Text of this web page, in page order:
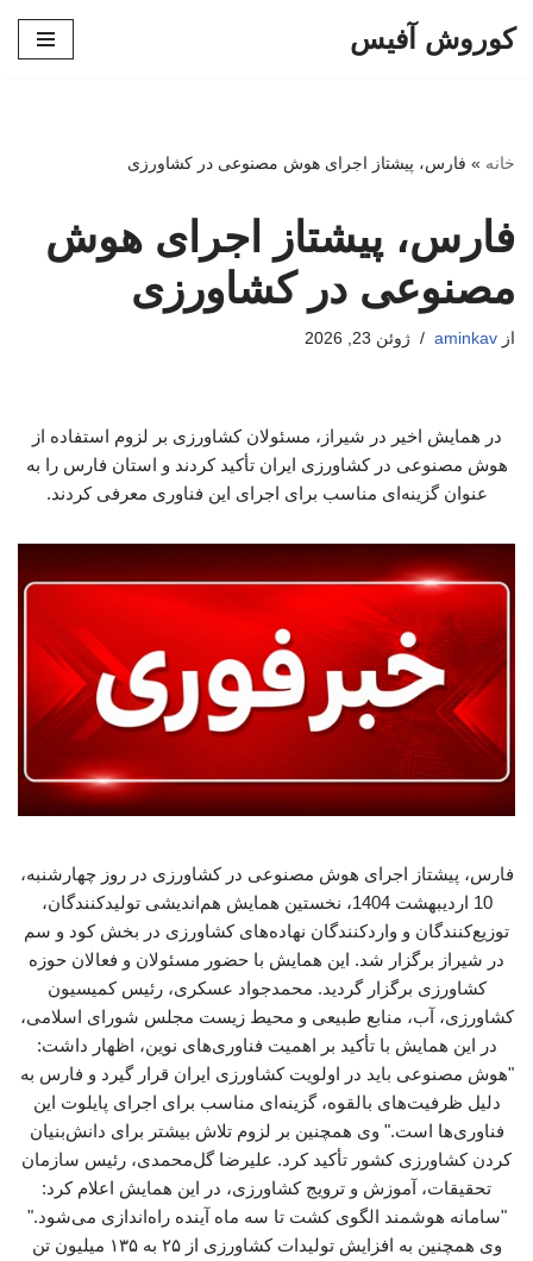
کوروش آفیس
خانه » فارس، پیشتاز اجرای هوش مصنوعی در کشاورزی
فارس، پیشتاز اجرای هوش
مصنوعی در کشاورزی
از aminkav ژوئن 23, 2026
در همایش اخیر در شیراز، مسئولان کشاورزی بر لزوم استفاده از
هوش مصنوعی در کشاورزی ایران تأکید کردند و استان فارس را به
عنوان گزینه‌ای مناسب برای اجرای این فناوری معرفی کردند.
فارس، پیشتاز اجرای هوش مصنوعی در کشاورزی در روز چهارشنبه،
10 اردیبهشت 1404، نخستین همایش هم‌اندیشی تولیدکنندگان،
توزیع‌کنندگان و واردکنندگان نهاده‌های کشاورزی در بخش کود و سم
در شیراز برگزار شد. این همایش با حضور مسئولان و فعالان حوزه
کشاورزی برگزار گردید. محمدجواد عسکری، رئیس کمیسیون
کشاورزی، آب، منابع طبیعی و محیط زیست مجلس شورای اسلامی،
در این همایش با تأکید بر اهمیت فناوری‌های نوین، اظهار داشت:
"هوش مصنوعی باید در اولویت کشاورزی ایران قرار گیرد و فارس به
دلیل ظرفیت‌های بالقوه، گزینه‌ای مناسب برای اجرای پایلوت این
فناوری‌ها است." وی همچنین بر لزوم تلاش بیشتر برای دانش‌بنیان
کردن کشاورزی کشور تأکید کرد. علیرضا گل‌محمدی، رئیس سازمان
تحقیقات، آموزش و ترویج کشاورزی، در این همایش اعلام کرد:
"سامانه هوشمند الگوی کشت تا سه ماه آینده راه‌اندازی می‌شود."
وی همچنین به افزایش تولیدات کشاورزی از ۲۵ به ۱۳۵ میلیون تن